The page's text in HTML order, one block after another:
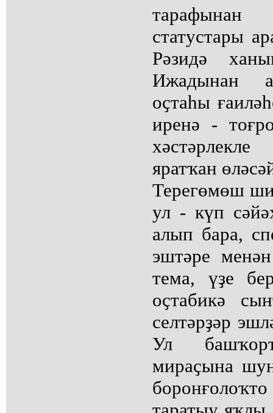
тарафынан
статустары
Рәзидә
Ижадынан
оҫтаһы
иренә -
яратҡан
Терегөмөш
ул - күп
алып бара,
эштәре
тема, үҙе
оҫтабикә
селтәрҙәр
Ул
мираҫына